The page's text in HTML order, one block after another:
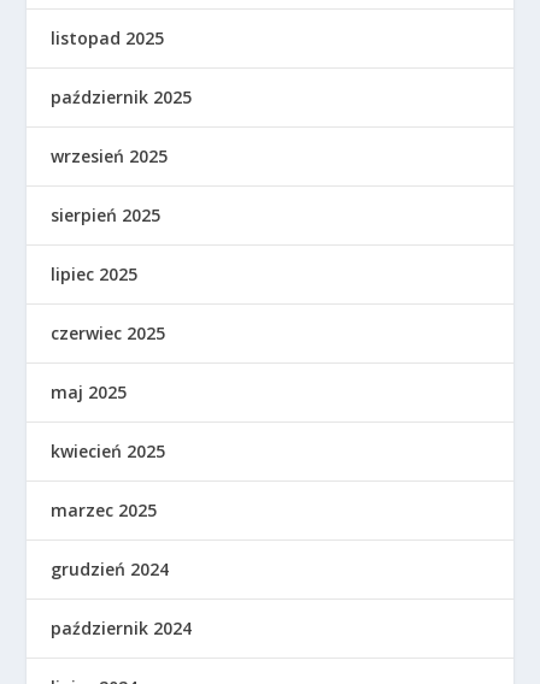
listopad 2025
październik 2025
wrzesień 2025
sierpień 2025
lipiec 2025
czerwiec 2025
maj 2025
kwiecień 2025
marzec 2025
grudzień 2024
październik 2024